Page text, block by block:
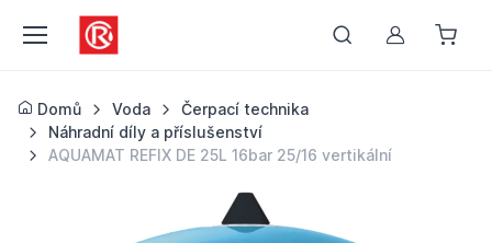
Můj účet
Domů Voda
Čerpací technika
Náhradní díly a příslušenství
AQUAMAT REFIX DE 25L 16bar 25/16 vertikální